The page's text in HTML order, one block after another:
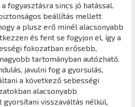
fogyasztásra sincs jó hatással.
beállítás mellett
a plusz erő minél alacsonyabb
és fent se fogyjon el, így a
fokozatban erősebb,
tartományban autózható.
javulni fog a gyorsulás,
a következő sebességi
alacsonyabb
visszaváltás nélkül,